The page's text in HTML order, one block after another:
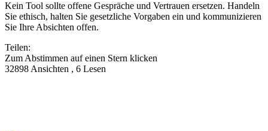
Kein Tool sollte offene Gespräche und Vertrauen ersetzen. Handeln
Sie ethisch, halten Sie gesetzliche Vorgaben ein und kommunizieren
Sie Ihre Absichten offen.
Teilen:
Zum Abstimmen auf einen Stern klicken
32898 Ansichten , 6 Lesen